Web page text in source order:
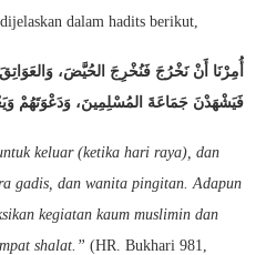
dalam hadits berikut,
أُمِرْنَا أَنْ نَخْرُجَ فَنُخْرِجَ الحُيَّضَ،
فَيَشْهَدْنَ جَمَاعَةَ المُسْلِمِينَ، وَدَعْوَتَهُمْ
keluar (ketika hari raya), dan
gadis, dan wanita pingitan. Adapun
kegiatan kaum muslimin dan
shalat.” (HR. Bukhari 981,